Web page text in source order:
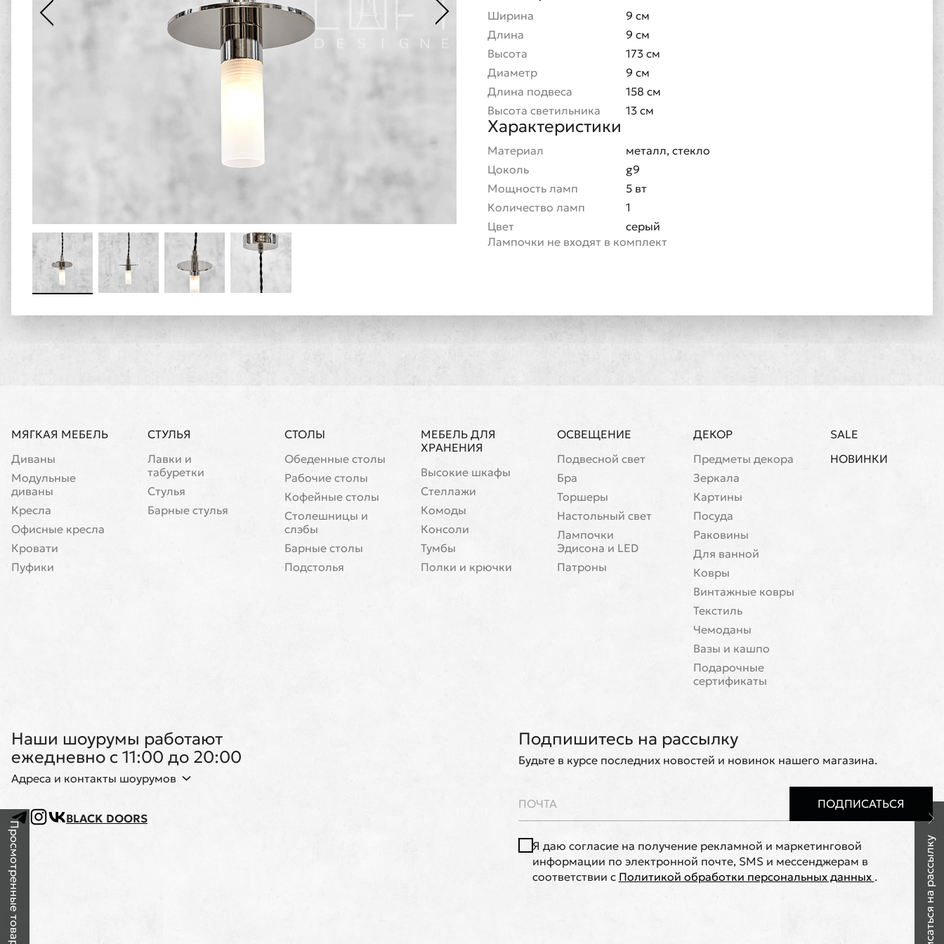
Ширина
9 см
Длина
9 см
Высота
173 см
Диаметр
9 см
Длина подвеса
158 см
Высота светильника
13 см
Характеристики
Материал
металл, стекло
Цоколь
g9
Мощность ламп
5 вт
Количество ламп
1
Цвет
серый
Лампочки не входят в комплект
МЯГКАЯ МЕБЕЛЬ
Диваны
Модульные
диваны
Кресла
Офисные кресла
Кровати
Пуфики
СТУЛЬЯ
Лавки и
табуретки
Стулья
Барные стулья
СТОЛЫ
Обеденные столы
Рабочие столы
Кофейные столы
Cтолешницы и
слэбы
Барные столы
Подстолья
МЕБЕЛЬ ДЛЯ
ХРАНЕНИЯ
Высокие шкафы
Стеллажи
Комоды
Консоли
Тумбы
Полки и крючки
ОСВЕЩЕНИЕ
Подвесной свет
Бра
Торшеры
Настольный свет
Лампочки
Эдисона и LED
Патроны
ДЕКОР
Предметы декора
Зеркала
Картины
Посуда
Раковины
Для ванной
Ковры
Винтажные ковры
Текстиль
Чемоданы
Вазы и кашпо
Подарочные
сертификаты
SALE
НОВИНКИ
Наши шоурумы работают
ежедневно с 11:00 до 20:00
Адреса и контакты шоурумов
BLACK DOORS
Подпишитесь на рассылку
Будьте в курсе последних новостей и новинок нашего магазина.
ПОДПИСАТЬСЯ
Я даю согласие на получение рекламной и маркетинговой
информации по электронной почте, SMS и мессенджерам в
соответствии с Политикой обработки персональных данных . Подписаться на рассылку
Просмотренные товары